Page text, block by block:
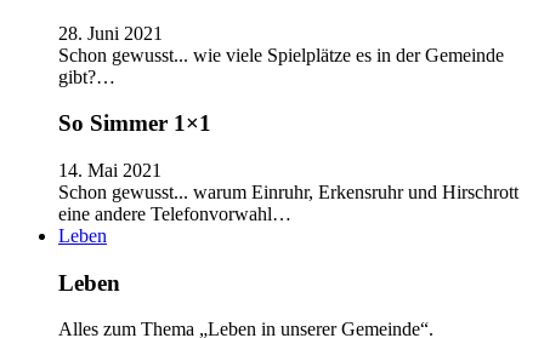
28. Juni 2021
Schon gewusst... wie viele Spielplätze es in der Gemeinde
gibt?…
So Simmer 1×1
14. Mai 2021
Schon gewusst... warum Einruhr, Erkensruhr und Hirschrott
eine andere Telefonvorwahl…
Leben
Leben
Alles zum Thema „Leben in unserer Gemeinde“.